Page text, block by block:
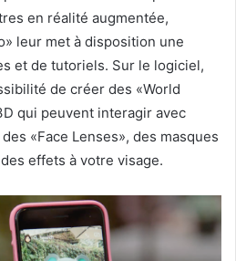
en réalité augmentée,
leur met à disposition une
et de tutoriels. Sur le logiciel,
de créer des «World
qui peuvent interagir avec
«Face Lenses», des masques
effets à votre visage.